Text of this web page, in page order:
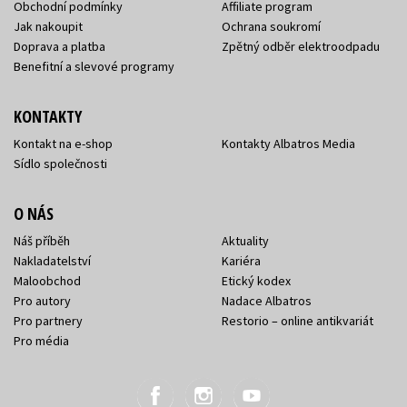
Obchodní podmínky
Jak nakoupit
Doprava a platba
Benefitní a slevové programy
Affiliate program
Ochrana soukromí
Zpětný odběr elektroodpadu
KONTAKTY
Kontakt na e-shop
Sídlo společnosti
Kontakty Albatros Media
O NÁS
Náš příběh
Nakladatelství
Maloobchod
Pro autory
Pro partnery
Pro média
Aktuality
Kariéra
Etický kodex
Nadace Albatros
Restorio – online antikvariát